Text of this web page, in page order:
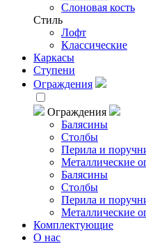
Слоновая кость
Стиль
Лофт
Классические
Каркасы
Ступени
Ограждения
Ограждения
Балясины
Столбы
Перила и
Металлические
Балясины
Столбы
Перила и
Металлические
Комплектующие
О нас